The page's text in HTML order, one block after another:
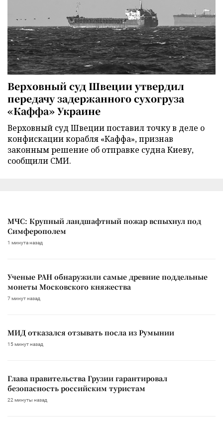
Верховный суд Швеции утвердил
передачу задержанного сухогруза
«Каффа» Украине
Верховный суд Швеции поставил точку в деле о
конфискации корабля «Каффа», признав
законным решение об отправке судна Киеву,
сообщили СМИ.
МЧС: Крупный ландшафтный пожар вспыхнул под
Симферополем
1 минута назад
Ученые РАН обнаружили самые древние поддельные
монеты Московского княжества
7 минут назад
МИД отказался отзывать посла из Румынии
15 минут назад
Глава правительства Грузии гарантировал
безопасность российским туристам
22 минуты назад